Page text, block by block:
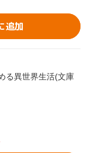
追加
る異世界生活(文庫